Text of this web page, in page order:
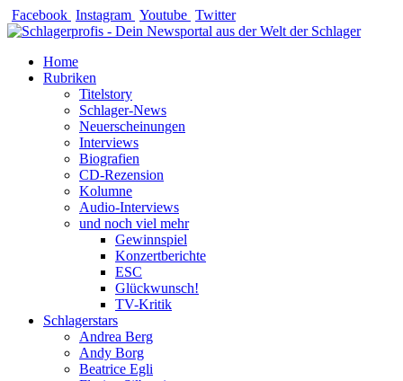
Zum
Inhalt
Facebook Instagram Youtube Twitter
Home
Rubriken
Titelstory
Schlager-News
Neuerscheinungen
Interviews
Biografien
CD-Rezension
Kolumne
Audio-Interviews
und noch viel mehr
Gewinnspiel
Konzertberichte
ESC
Glückwunsch!
TV-Kritik
Schlagerstars
Andrea Berg
Andy Borg
Beatrice Egli